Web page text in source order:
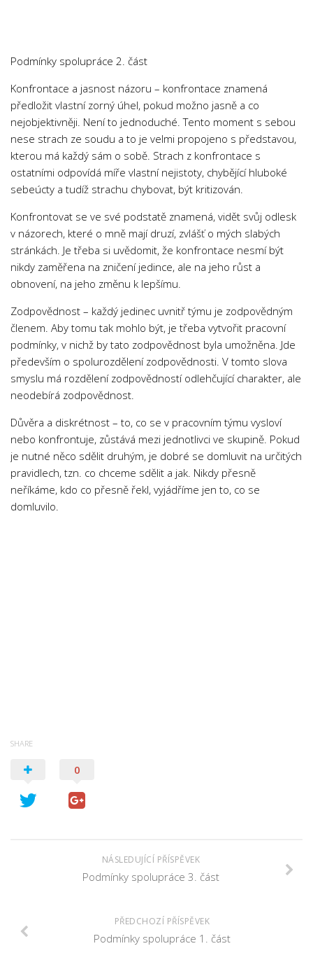
Ekologie
Ekonomie
Fyzika
Informatika
Jazyky
Management
Němčina
Občanská nauka
Pedagogika
Psychologie a Sociologie
Společenské vědy
Účetnictví
Zdravotnictví
Zeměpis
Podmínky spolupráce 2. část
Konfrontace a jasnost názoru – konfrontace znamená
předložit vlastní zorný úhel, pokud možno jasně a co
nejobjektivněji. Není to jednoduché. Tento moment s sebou
nese strach ze soudu a to je velmi propojeno s představou,
kterou má každý sám o sobě. Strach z konfrontace s
ostatními odpovídá míře vlastní nejistoty, chybějící hluboké
sebeúcty a tudíž strachu chybovat, být kritizován.
Konfrontovat se ve své podstatě znamená, vidět svůj odlesk
v názorech, které o mně mají druzí, zvlášť o mých slabých
stránkách. Je třeba si uvědomit, že konfrontace nesmí být
nikdy zaměřena na zničení jedince, ale na jeho růst a
obnovení, na jeho změnu k lepšímu.
Zodpovědnost – každý jedinec uvnitř týmu je zodpovědným
členem. Aby tomu tak mohlo být, je třeba vytvořit pracovní
podmínky, v nichž by tato zodpovědnost byla umožněna. Jde
především o spolurozdělení zodpovědnosti. V tomto slova
smyslu má rozdělení zodpovědností odlehčující charakter, ale
neodebírá zodpovědnost.
Důvěra a diskrétnost – to, co se v pracovním týmu vysloví
nebo konfrontuje, zůstává mezi jednotlivci ve skupině. Pokud
je nutné něco sdělit druhým, je dobré se domluvit na určitých
pravidlech, tzn. co chceme sdělit a jak. Nikdy přesně
neříkáme, kdo co přesně řekl, vyjádříme jen to, co se
domluvilo.
SHARE
0
NÁSLEDUJÍCÍ PŘÍSPĚVEK
Podmínky spolupráce 3. část
PŘEDCHOZÍ PŘÍSPĚVEK
Podmínky spolupráce 1. část